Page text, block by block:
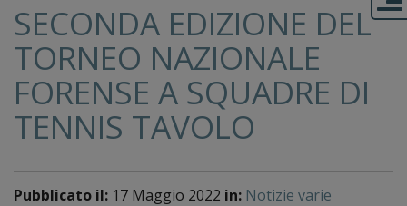
SECONDA EDIZIONE DEL
TORNEO NAZIONALE
FORENSE A SQUADRE DI
TENNIS TAVOLO
Pubblicato il: 17 Maggio 2022 in: Notizie varie